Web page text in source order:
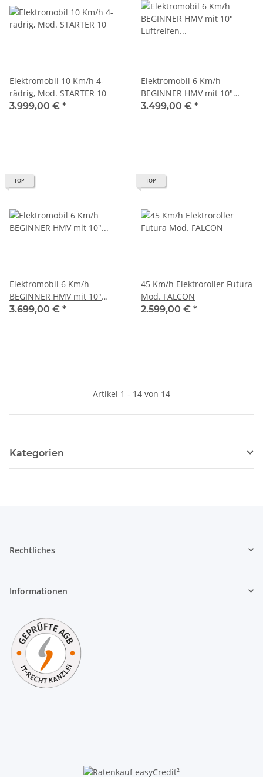
Elektromobil 10 Km/h 4-
rädrig, Mod. STARTER 10
3.999,00 € *
Elektromobil 6 Km/h
BEGINNER HMV mit 10"
Luftreifen Farbe WEISS mit
3.499,00 € *
TOP
Elektromobil 6 Km/h
BEGINNER HMV mit 10"
VOLLGUMMI-REIFEN Farbe
3.699,00 € *
TOP
45 Km/h Elektroroller Futura
Mod. FALCON
2.599,00 € *
Artikel 1 - 14 von 14
Kategorien
Rechtliches
Informationen
²